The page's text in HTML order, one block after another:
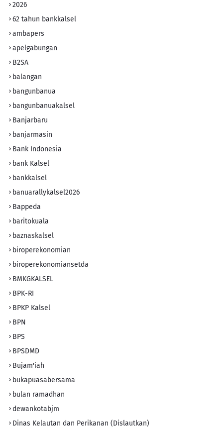
2026
62 tahun bankkalsel
ambapers
apelgabungan
B2SA
balangan
bangunbanua
bangunbanuakalsel
Banjarbaru
banjarmasin
Bank Indonesia
bank Kalsel
bankkalsel
banuarallykalsel2026
Bappeda
baritokuala
baznaskalsel
biroperekonomian
biroperekonomiansetda
BMKGKALSEL
BPK-RI
BPKP Kalsel
BPN
BPS
BPSDMD
Bujam'iah
bukapuasabersama
bulan ramadhan
dewankotabjm
Dinas Kelautan dan Perikanan (Dislautkan)